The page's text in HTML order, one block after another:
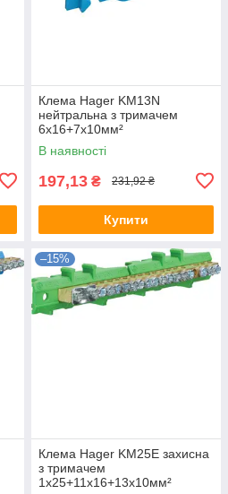
Клема Hager KM13N
нейтральна з тримачем
6x16+7x10мм²
В наявності
197,13 ₴ 231,92 ₴
Купити
–15%
Клема Hager KM25E захисна
з тримачем
1х25+11x16+13x10мм²